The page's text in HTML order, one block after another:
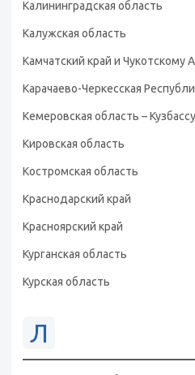
Калининградская область
Калужская область
Камчатский край и Чукотскому
Карачаево-Черкесская
Кемеровская область – Кузбассу
Кировская область
Костромская область
Краснодарский край
Красноярский край
Курганская область
Курская область
Л